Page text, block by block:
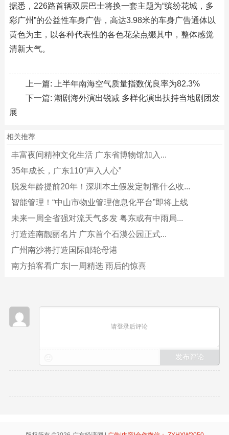
据悉，226路首辆双层巴士将换一套主题为“缤纷花城，多
彩广州”的公益性车身广告，高达3.98米的车身广告通体以
黄色为主，以各种代表性的各色花朵点缀其中，整体感觉
清新大气。
上一篇:
上半年南海空气质量指数优良率为82.3%
下一篇: 潮剧海外演出锐减 多样化演出扶持当地剧团发
展
相关推荐
丰富夜间精神文化生活 广东省博物馆加入...
35年成长，广东110“声入人心”
脱发年龄提前20年！深圳本土假发定制靠什么收...
智能管理！“中山市物业管理信息化平台”即将上线
未来一周全省强对流天气多发 粤东或有中雨局...
打造连南靓丽名片 广东首个石漠公园正式...
广州南沙将打造国际邮轮母港
南方拍客看广东|一周精选 雨后的惊喜
请登录后评论